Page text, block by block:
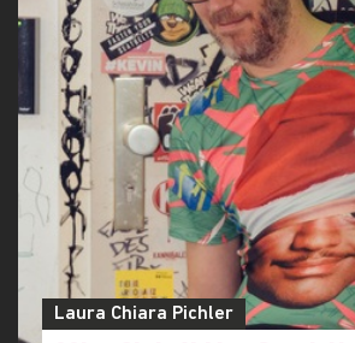
Laura Chiara Pichler